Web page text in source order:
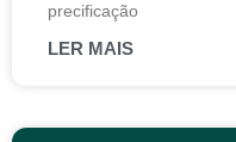
precificação
LER MAIS